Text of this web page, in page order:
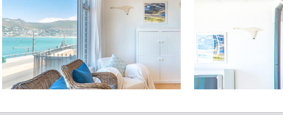
für eine Surfstunde oder schwimmen Sie in einem der
atmen Sie die frische Seeluft ein.